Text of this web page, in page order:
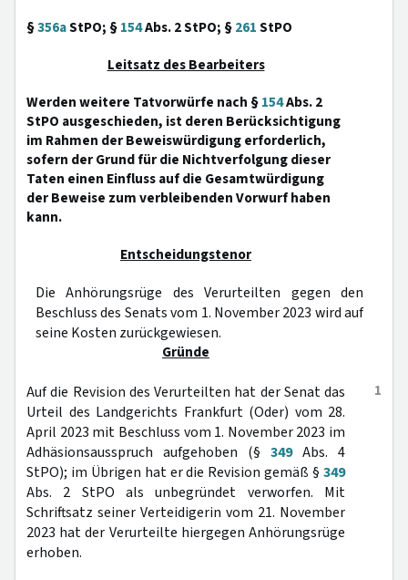
§356aStPO; §154Abs. 2 StPO; §261StPO
Leitsatz des Bearbeiters
Werden weitere Tatvorwürfe nach §154Abs. 2
StPO ausgeschieden, ist deren Berücksichtigung
im Rahmen der Beweiswürdigung erforderlich,
sofern der Grund für die Nichtverfolgung dieser
Taten einen Einfluss auf die Gesamtwürdigung
der Beweise zum verbleibenden Vorwurf haben
kann.
Entscheidungstenor
Die Anhörungsrüge des Verurteilten gegen den
Beschluss des Senats vom 1. November 2023 wird auf
seine Kosten zurückgewiesen.
Gründe
1
Auf die Revision des Verurteilten hat der Senat das
Urteil des Landgerichts Frankfurt (Oder) vom 28.
April 2023 mit Beschluss vom 1. November 2023 im
Adhäsionsausspruch aufgehoben (§ 349Abs. 4
StPO); im Übrigen hat er die Revision gemäß § 349
Abs. 2 StPO als unbegründet verworfen. Mit
Schriftsatz seiner Verteidigerin vom 21. November
2023 hat der Verurteilte hiergegen Anhörungsrüge
erhoben.